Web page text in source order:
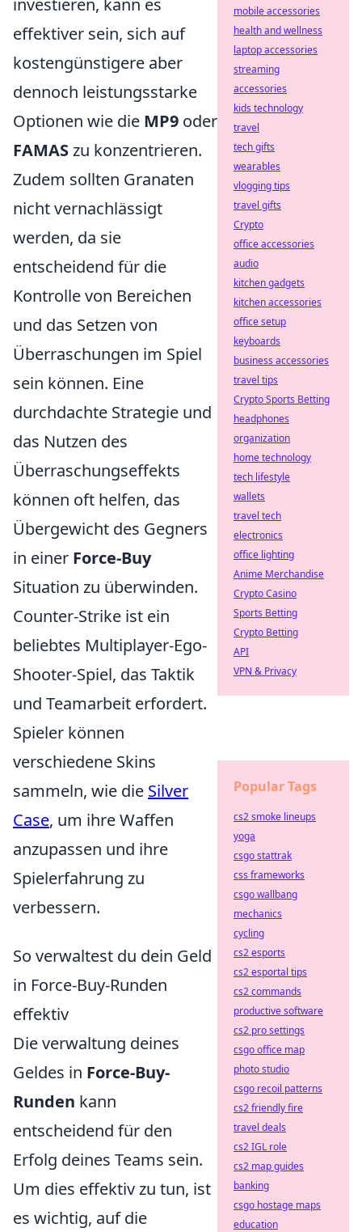
investieren, kann es
effektiver sein, sich auf
kostengünstigere aber
dennoch leistungsstarke
Optionen wie die MP9 oder
FAMASzu konzentrieren.
Zudem sollten Granaten
nicht vernachlässigt
werden, da sie
entscheidend für die
Kontrolle von Bereichen
und das Setzen von
Überraschungen im Spiel
sein können. Eine
durchdachte Strategie und
das Nutzen des
Überraschungseffekts
können oft helfen, das
Übergewicht des Gegners
in einer Force-Buy
Situation zu überwinden.
Counter-Strike ist ein
beliebtes Multiplayer-Ego-
Shooter-Spiel, das Taktik
und Teamarbeit erfordert.
Spieler können
verschiedene Skins
sammeln, wie die Silver
Case, um ihre Waffen
anzupassen und ihre
Spielerfahrung zu
verbessern.
So verwaltest du dein Geld
in Force-Buy-Runden
effektiv
Die verwaltung deines
Geldes in Force-Buy-
Runden kann
entscheidend für den
Erfolg deines Teams sein.
Um dies effektiv zu tun, ist
es wichtig, auf die
mobile accessories
health and wellness
laptop accessories
streaming
accessories
kids technology
travel
tech gifts
wearables
vlogging tips
travel gifts
Crypto
office accessories
audio
kitchen gadgets
kitchen accessories
office setup
keyboards
business accessories
travel tips
Crypto Sports Betting
headphones
organization
home technology
tech lifestyle
wallets
travel tech
electronics
office lighting
Anime Merchandise
Crypto Casino
Sports Betting
Crypto Betting
API
VPN & Privacy
Popular Tags
cs2 smoke lineups
yoga
csgo stattrak
css frameworks
csgo wallbang
mechanics
cycling
cs2 esports
cs2 esportal tips
cs2 commands
productive software
cs2 pro settings
csgo office map
photo studio
csgo recoil patterns
cs2 friendly fire
travel deals
cs2 IGL role
cs2 map guides
banking
csgo hostage maps
education